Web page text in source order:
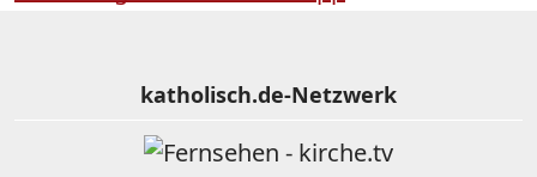
katholisch.de-Netzwerk